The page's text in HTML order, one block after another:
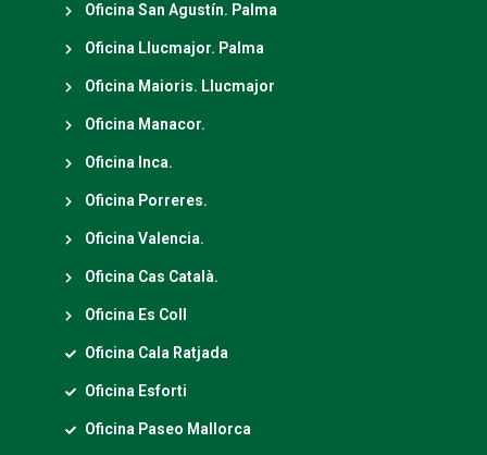
Oficina San Agustín. Palma
Oficina Llucmajor. Palma
Oficina Maioris. Llucmajor
Oficina Manacor.
Oficina Inca.
Oficina Porreres.
Oficina Valencia.
Oficina Cas Català.
Oficina Es Coll
Oficina Cala Ratjada
Oficina Esforti
Oficina Paseo Mallorca